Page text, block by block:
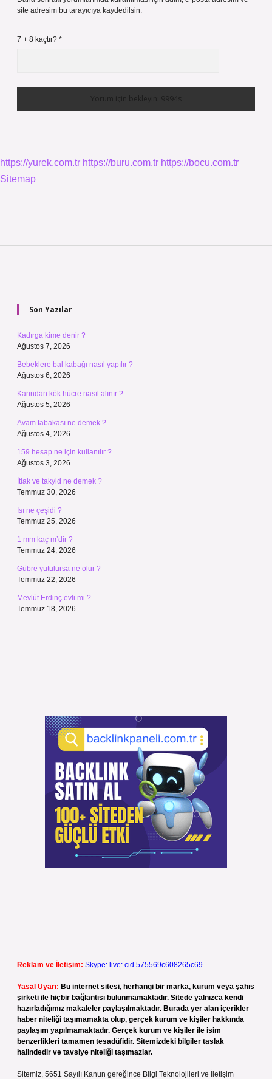
site adresim bu tarayıcıya kaydedilsin.
7 + 8 kaçtır? *
https://yurek.com.tr https://buru.com.tr https://bocu.com.tr
Sitemap
Son Yazılar
Kadırga kime denir ?
Ağustos 7, 2026
Bebeklere bal kabağı nasıl yapılır ?
Ağustos 6, 2026
Karından kök hücre nasıl alınır ?
Ağustos 5, 2026
Avam tabakası ne demek ?
Ağustos 4, 2026
159 hesap ne için kullanılır ?
Ağustos 3, 2026
İtlak ve takyid ne demek ?
Temmuz 30, 2026
Isı ne çeşidi ?
Temmuz 25, 2026
1 mm kaç m’dir ?
Temmuz 24, 2026
Gübre yutulursa ne olur ?
Temmuz 22, 2026
Mevlüt Erdinç evli mi ?
Temmuz 18, 2026
Reklam ve İletişim: Skype: live:.cid.575569c608265c69
Yasal Uyarı: Bu internet sitesi, herhangi bir marka, kurum veya şahıs
şirketi ile hiçbir bağlantısı bulunmamaktadır. Sitede yalnızca kendi
hazırladığımız makaleler paylaşılmaktadır. Burada yer alan içerikler
haber niteliği taşımamakta olup, gerçek kurum ve kişiler hakkında
paylaşım yapılmamaktadır. Gerçek kurum ve kişiler ile isim
benzerlikleri tamamen tesadüfidir. Sitemizdeki bilgiler taslak
halindedir ve tavsiye niteliği taşımazlar.
Sitemiz, 5651 Sayılı Kanun gereğince Bilgi Teknolojileri ve İletişim